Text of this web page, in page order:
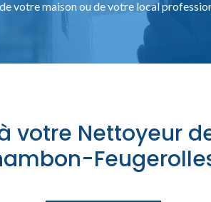
votre maison ou de votre local
votre Nettoyeur